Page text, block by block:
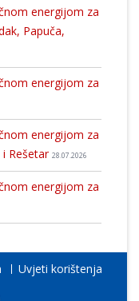
energijom za
Papuča,
energijom za
energijom za
Rešetar 28.07.2026
energijom za
Uvjeti korištenja